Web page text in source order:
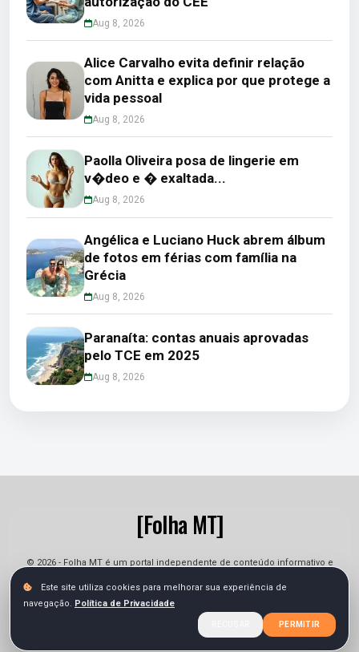
Aug 8, 2026
Alice Carvalho evita definir relação
com Anitta e explica por que protege a
vida pessoal
Aug 8, 2026
Paolla Oliveira posa de lingerie em
v�deo e � exaltada...
Aug 8, 2026
Angélica e Luciano Huck abrem álbum
de fotos em férias com família na
Grécia
Aug 8, 2026
Paranaíta: contas anuais aprovadas
pelo TCE em 2025
Aug 8, 2026
[Folha MT]
© 2026 - Folha MT é um portal independente de conteúdo informativo e
jornalístico. As informações podem sofrer alterações.
Privacidade
Este site utiliza cookies para melhorar sua experiência de
navegação. Política de Privacidade
PERMITIR